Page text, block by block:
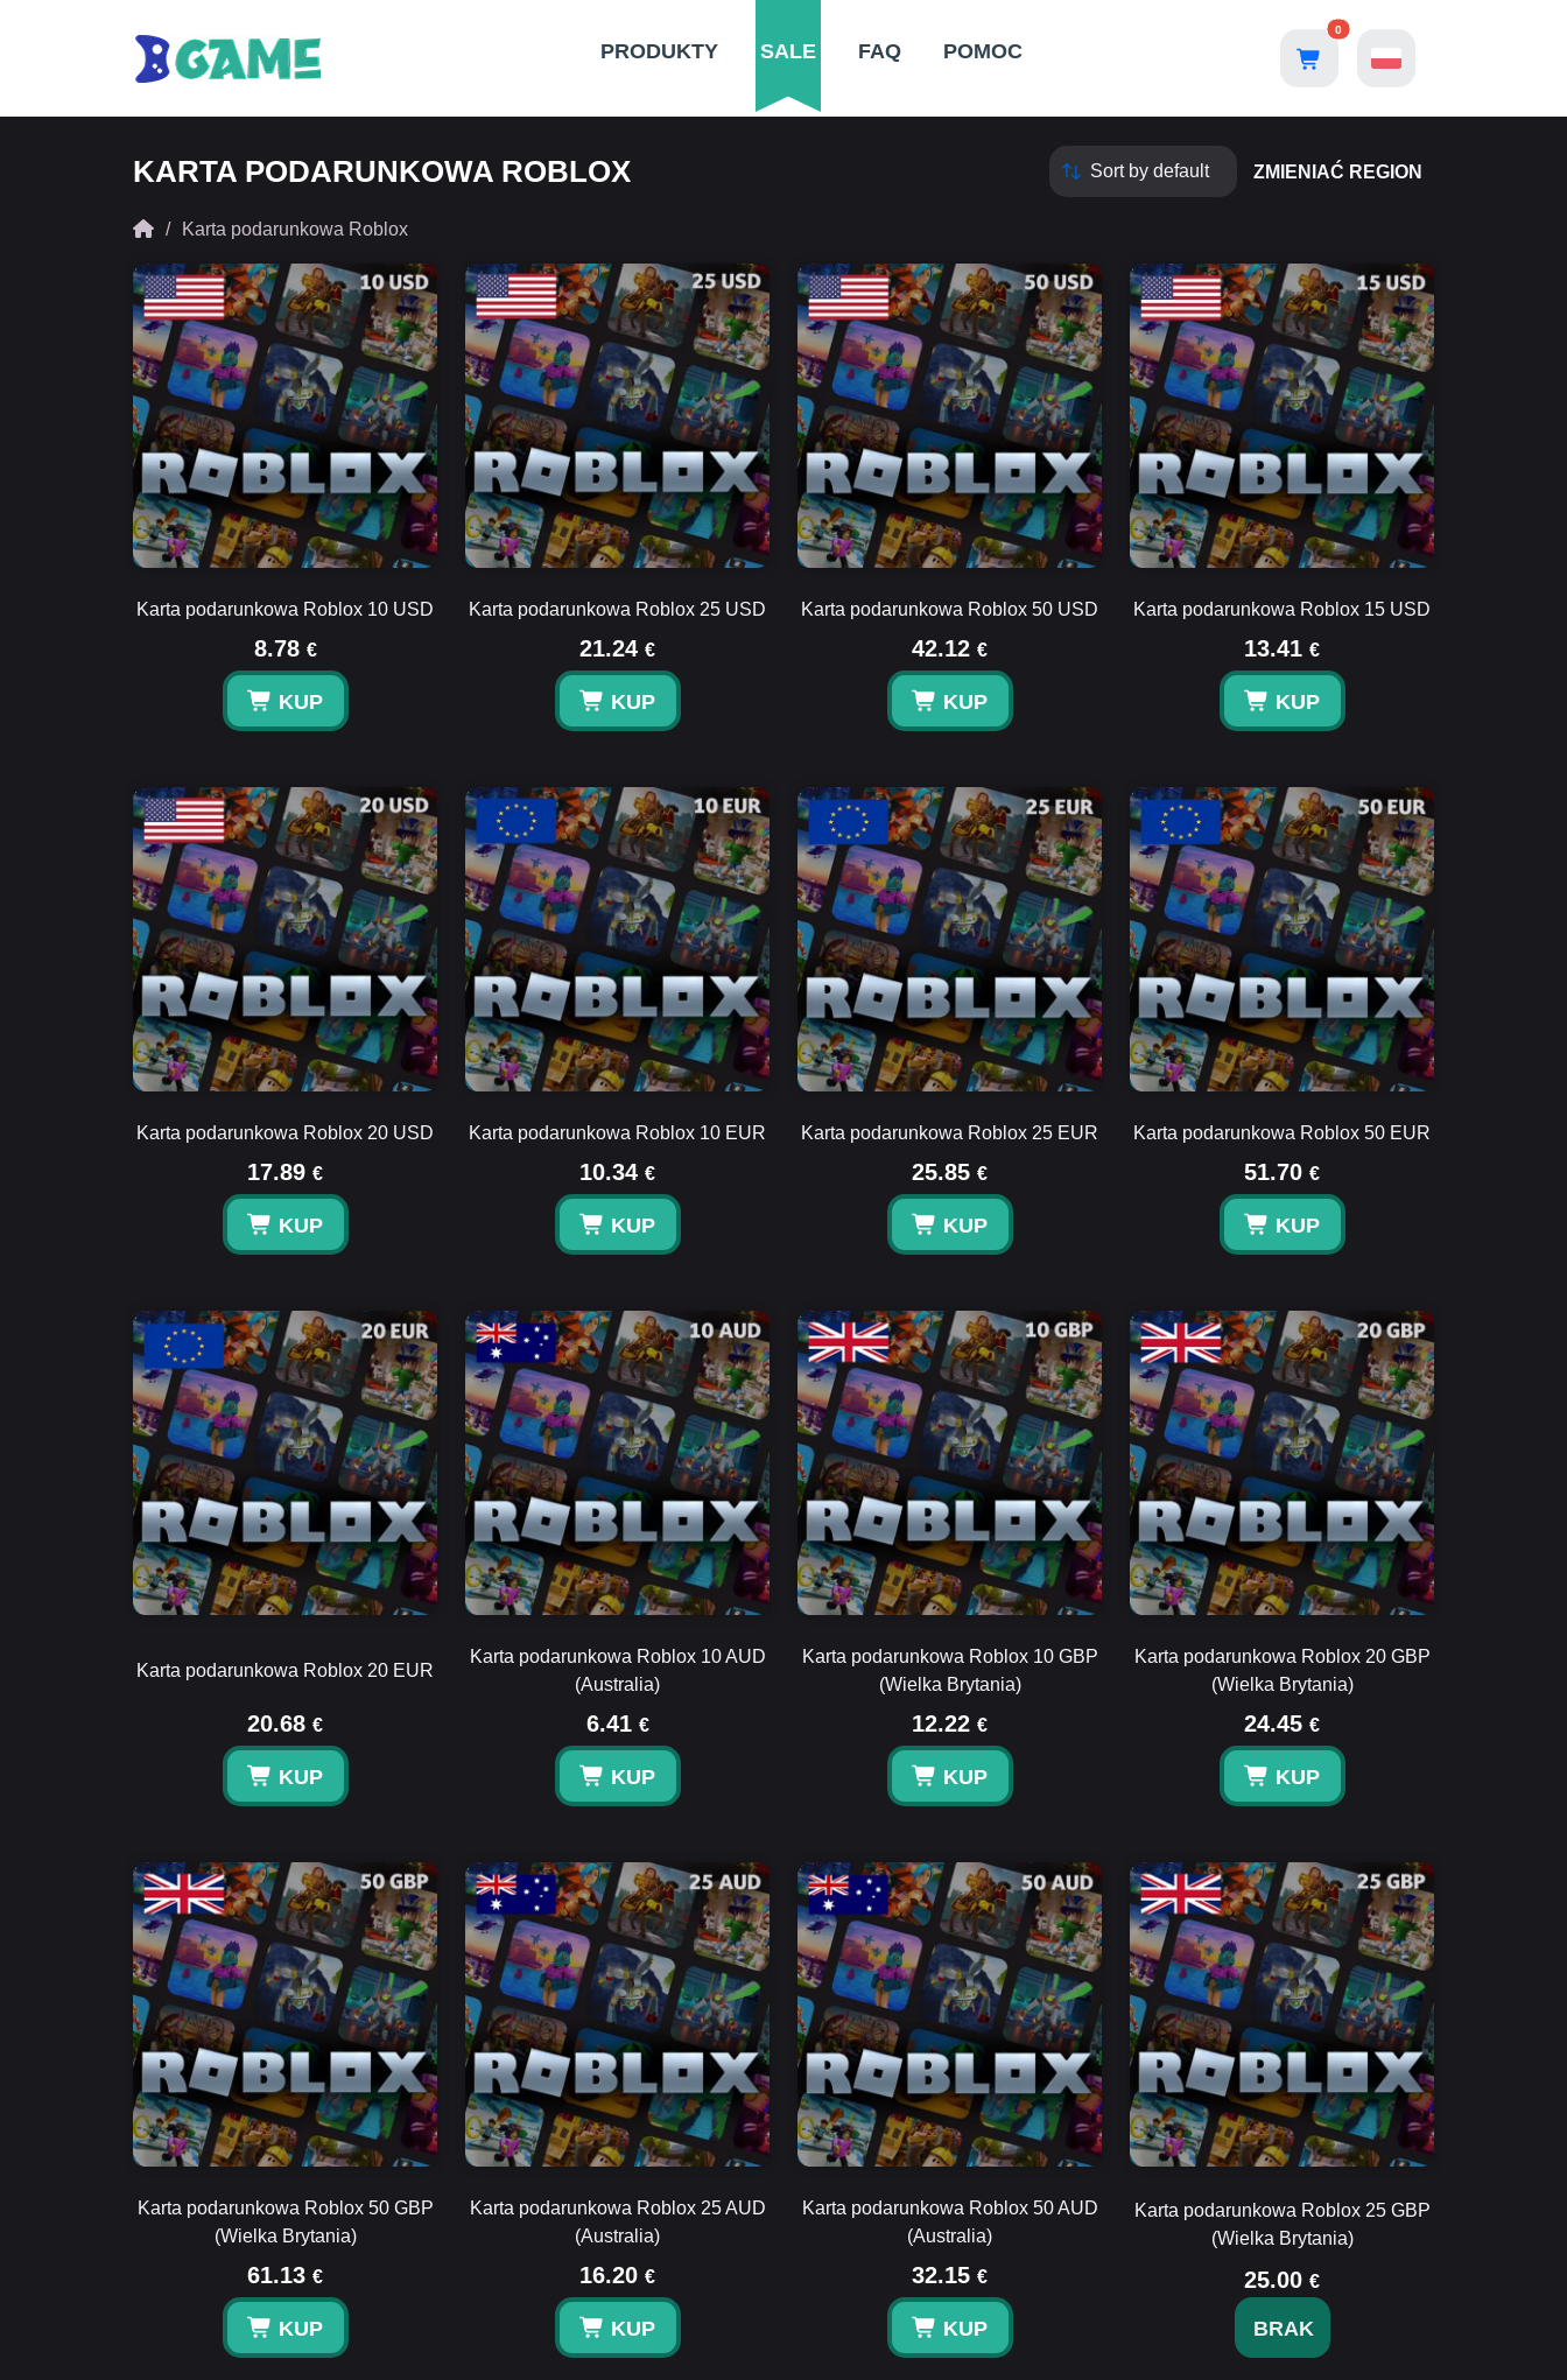
PRODUKTY SALE FAQ POMOC
0
KARTA PODARUNKOWA ROBLOX ZMIENIAĆ REGION
Karta podarunkowa Roblox
Karta podarunkowa Roblox 10 USD
8.78 €
KUP
Karta podarunkowa Roblox 25 USD
21.24 €
KUP
Karta podarunkowa Roblox 50 USD
42.12 €
KUP
Karta podarunkowa Roblox 15 USD
13.41 €
KUP
Karta podarunkowa Roblox 20 USD
17.89 €
KUP
Karta podarunkowa Roblox 10 EUR
10.34 €
KUP
Karta podarunkowa Roblox 25 EUR
25.85 €
KUP
Karta podarunkowa Roblox 50 EUR
51.70 €
KUP
Karta podarunkowa Roblox 20 EUR
20.68 €
KUP
Karta podarunkowa Roblox 10 AUD
(Australia)
6.41 €
KUP
Karta podarunkowa Roblox 10 GBP
(Wielka Brytania)
12.22 €
KUP
Karta podarunkowa Roblox 20 GBP
(Wielka Brytania)
24.45 €
KUP
Karta podarunkowa Roblox 50 GBP
(Wielka Brytania)
61.13 €
KUP
Karta podarunkowa Roblox 25 AUD
(Australia)
16.20 €
KUP
Karta podarunkowa Roblox 50 AUD
(Australia)
32.15 €
KUP
Karta podarunkowa Roblox 25 GBP
(Wielka Brytania)
25.00 €
BRAK